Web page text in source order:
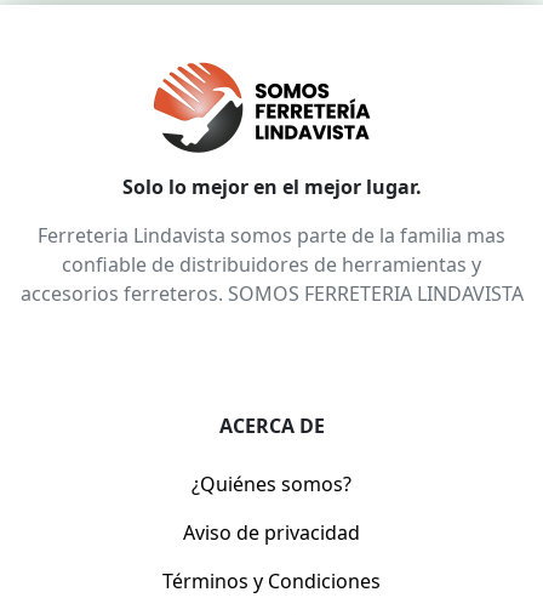
Solo lo mejor en el mejor lugar.
Ferreteria Lindavista somos parte de la familia mas
confiable de distribuidores de herramientas y
accesorios ferreteros. SOMOS FERRETERIA LINDAVISTA
ACERCA DE
¿Quiénes somos?
Aviso de privacidad
Términos y Condiciones